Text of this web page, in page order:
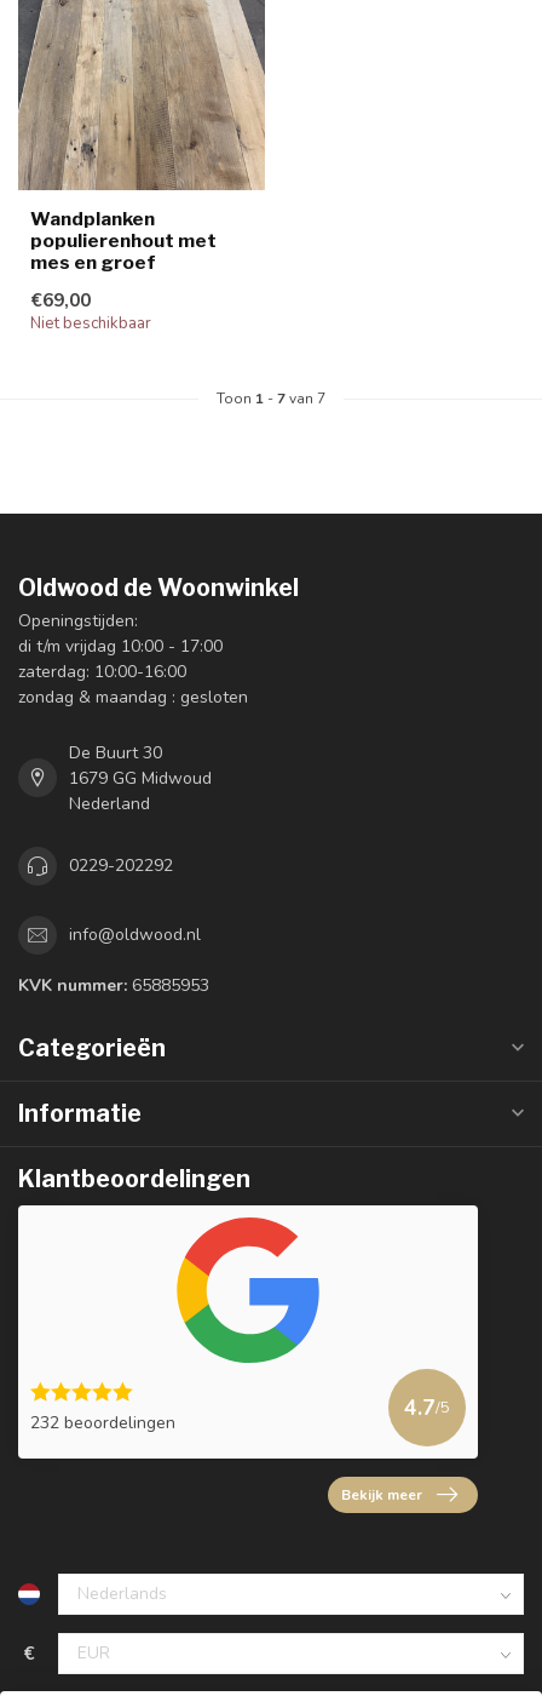
Wandplanken
populierenhout met
mes en groef
€69,00
Niet beschikbaar
Toon 1 -7van 7
Oldwood de Woonwinkel
Openingstijden:
di t/m vrijdag 10:00 - 17:00
zaterdag: 10:00-16:00
zondag & maandag : gesloten
De Buurt 30
1679 GG Midwoud
Nederland
0229-202292
info@oldwood.nl
KVK nummer: 65885953
Categorieën
Informatie
Klantbeoordelingen
232 beoordelingen
4.7/5
Bekijk meer
€